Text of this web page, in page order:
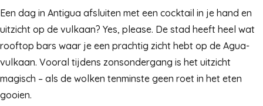
Een dag in Antigua afsluiten met een cocktail in je hand en
uitzicht op de vulkaan? Yes, please. De stad heeft heel wat
rooftop bars waar je een prachtig zicht hebt op de Agua-
vulkaan. Vooral tijdens zonsondergang is het uitzicht
magisch – als de wolken tenminste geen roet in het eten
gooien.